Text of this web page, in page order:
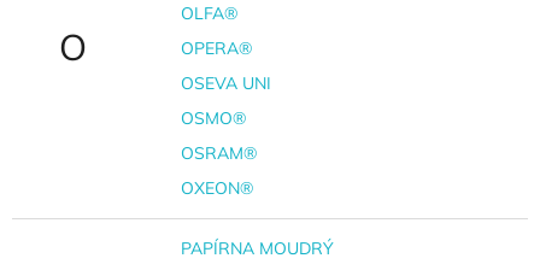
O
OLFA®
OPERA®
OSEVA UNI
OSMO®
OSRAM®
OXEON®
PAPÍRNA MOUDRÝ